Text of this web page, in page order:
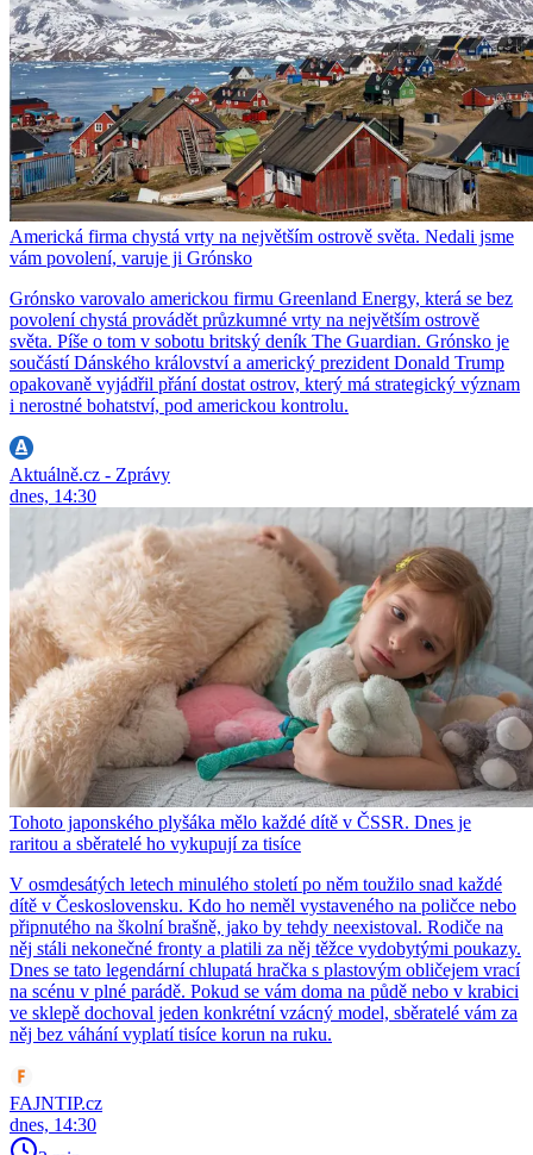
Americká firma chystá vrty na největším ostrově světa. Nedali jsme
vám povolení, varuje ji Grónsko
Grónsko varovalo americkou firmu Greenland Energy, která se bez
povolení chystá provádět průzkumné vrty na největším ostrově
světa. Píše o tom v sobotu britský deník The Guardian. Grónsko je
součástí Dánského království a americký prezident Donald Trump
opakovaně vyjádřil přání dostat ostrov, který má strategický význam
i nerostné bohatství, pod americkou kontrolu.
Aktuálně.cz - Zprávy
dnes, 14:30
Tohoto japonského plyšáka mělo každé dítě v ČSSR. Dnes je
raritou a sběratelé ho vykupují za tisíce
V osmdesátých letech minulého století po něm toužilo snad každé
dítě v Československu. Kdo ho neměl vystaveného na poličce nebo
připnutého na školní brašně, jako by tehdy neexistoval. Rodiče na
něj stáli nekonečné fronty a platili za něj těžce vydobytými poukazy.
Dnes se tato legendární chlupatá hračka s plastovým obličejem vrací
na scénu v plné parádě. Pokud se vám doma na půdě nebo v krabici
ve sklepě dochoval jeden konkrétní vzácný model, sběratelé vám za
něj bez váhání vyplatí tisíce korun na ruku.
FAJNTIP.cz
dnes, 14:30